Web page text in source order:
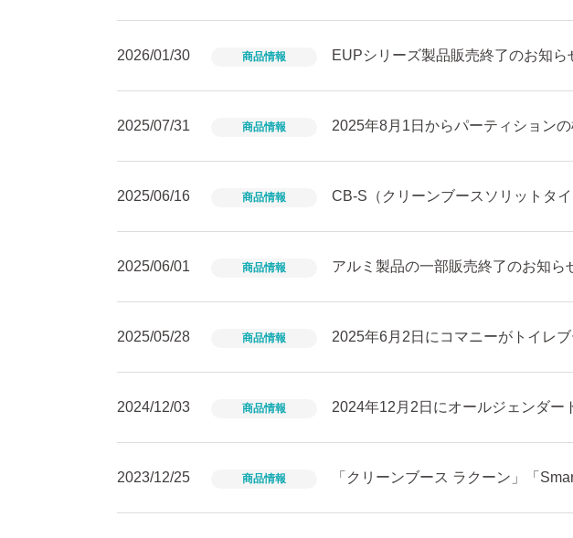
2026/01/30 商品情報 EUPシリーズ製品販売終了のお知ら
2025/07/31 商品情報 2025年8月1日からパーティション
2025/06/16 商品情報 CB-S（クリーンブースソリットタ
2025/06/01 商品情報 アルミ製品の一部販売終了のお知ら
2025/05/28 商品情報 2025年6月2日にコマニーがトイレ
2024/12/03 商品情報 2024年12月2日にオールジェンダー
2023/12/25 商品情報 「クリーンブース ラクーン」「